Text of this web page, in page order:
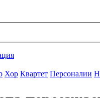
Хор Квартет Персоналии